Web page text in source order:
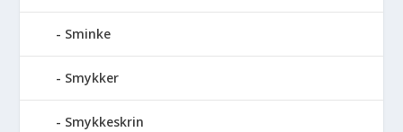
Sminke
Smykker
Smykkeskrin